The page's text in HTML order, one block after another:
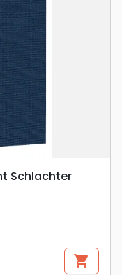
Schlachter
shopping_cart